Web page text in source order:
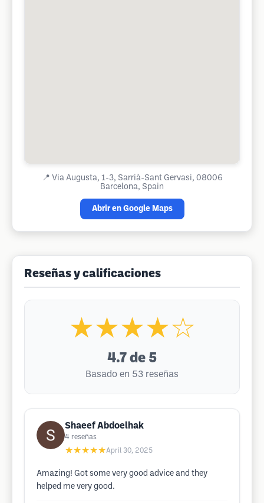
📍 Via Augusta, 1-3, Sarrià-Sant Gervasi, 08006
Barcelona, Spain
Abrir en Google Maps
Reseñas y calificaciones
★★★★☆
4.7 de 5
Basado en 53 reseñas
Shaeef Abdoelhak
4 reseñas
★★★★★April 30, 2025
Amazing! Got some very good advice and they
helped me very good.